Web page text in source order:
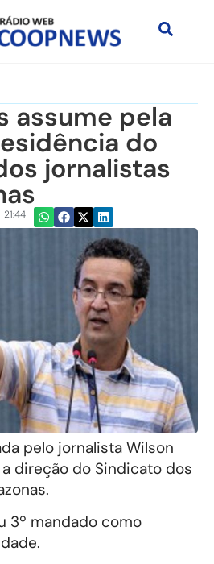
assume pela
do
jornalistas
21:44
pelo jornalista Wilson
direção do Sindicato dos
3º mandado como